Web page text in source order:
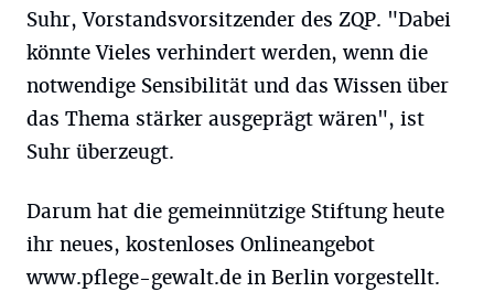
Suhr, Vorstandsvorsitzender des ZQP. "Dabei
könnte Vieles verhindert werden, wenn die
notwendige Sensibilität und das Wissen über
das Thema stärker ausgeprägt wären", ist
Suhr überzeugt.
Darum hat die gemeinnützige Stiftung heute
ihr neues, kostenloses Onlineangebot
www.pflege-gewalt.de in Berlin vorgestellt.